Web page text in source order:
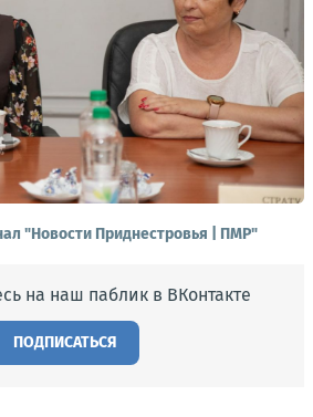
"Новости Приднестровья | ПМР"
на наш паблик в ВКонтакте
ПОДПИСАТЬСЯ